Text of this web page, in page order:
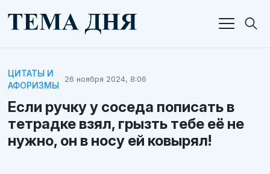
ЦИТАТЫ И
АФОРИЗМЫ
26 ноября 2024, 8:06
Если ручку у соседа пописать в
тетрадке взял, грызть тебе её не
нужно, он в носу ей ковырял!